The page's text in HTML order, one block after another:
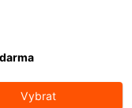
Vybrat